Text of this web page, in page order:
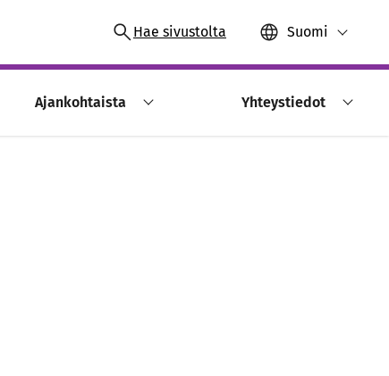
Hae sivustolta Suomi
Ajankohtaista Yhteystiedot